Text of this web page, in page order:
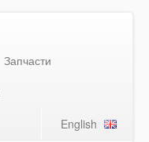
Запчасти
English